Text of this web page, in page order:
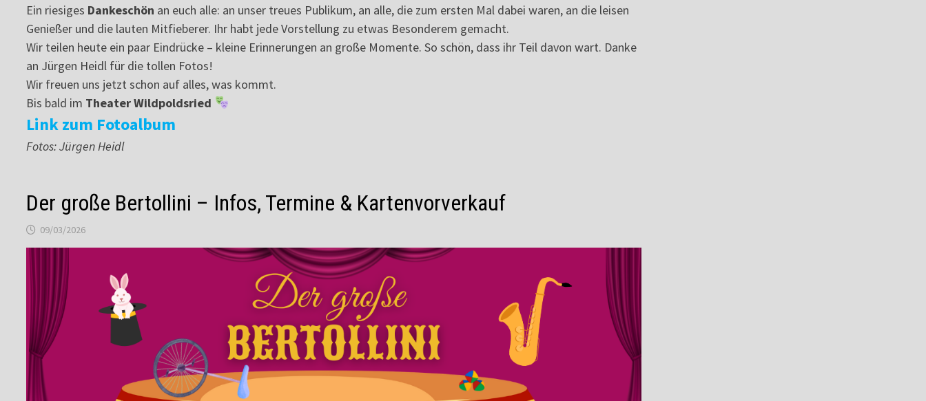
Ein riesiges Dankeschön an euch alle: an unser treues Publikum, an alle, die zum ersten Mal dabei waren, an die leisen
Genießer und die lauten Mitfieberer. Ihr habt jede Vorstellung zu etwas Besonderem gemacht.
Wir teilen heute ein paar Eindrücke – kleine Erinnerungen an große Momente. So schön, dass ihr Teil davon wart. Danke
an Jürgen Heidl für die tollen Fotos!
Wir freuen uns jetzt schon auf alles, was kommt.
Bis bald im Theater Wildpoldsried
Link zum Fotoalbum
Fotos: Jürgen Heidl
Der große Bertollini – Infos, Termine & Kartenvorverkauf
09/03/2026